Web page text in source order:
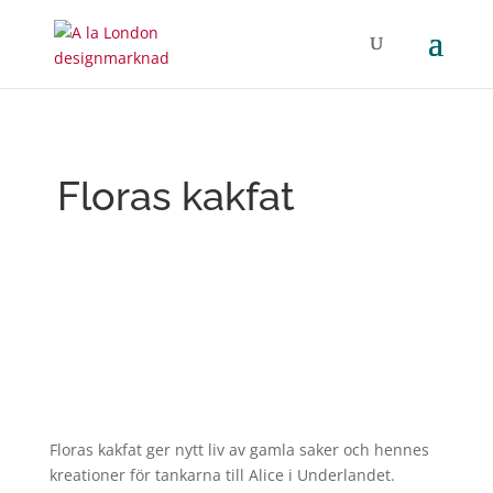
Floras kakfat
Floras kakfat ger nytt liv av gamla saker och hennes
kreationer för tankarna till Alice i Underlandet.